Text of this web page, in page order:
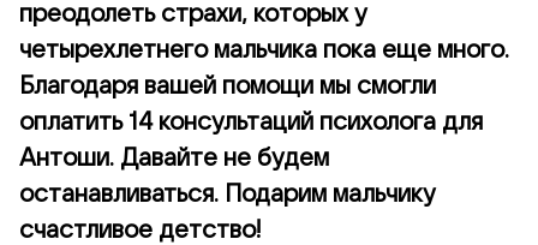
преодолеть страхи, которых у
четырехлетнего мальчика пока еще много.
Благодаря вашей помощи мы смогли
оплатить 14 консультаций психолога для
Антоши. Давайте не будем
останавливаться. Подарим мальчику
счастливое детство!